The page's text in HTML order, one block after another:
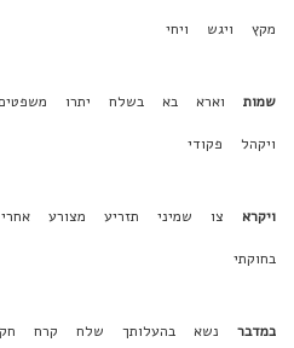
מקץ ויגש ויחי
שמות וארא בא בשלח יתרו
ויקהל פקודי
ויקרא צו שמיני תזריע מצורע
בחוקתי
במדבר נשא בהעלותך שלח קרח